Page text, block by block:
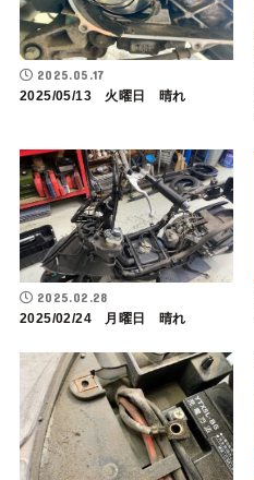
2025.05.17
2025/05/13 火曜日 晴れ
2025.02.28
2025/02/24 月曜日 晴れ